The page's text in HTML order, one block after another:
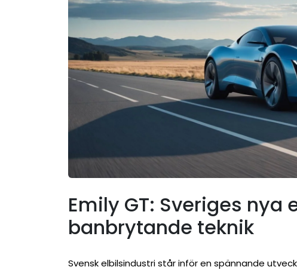
Emily GT: Sveriges nya
banbrytande teknik
Svensk elbilsindustri står inför en spännande